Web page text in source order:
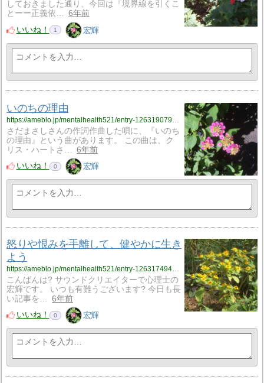
しておきました通り、今回は『境界線を引くこ
とーー正義依…
6年前
いいね！
1 宏輝
いのちの理由
https://ameblo.jp/mentalhealth521/entry-12631907946.html
さだまさしさんの作詞作曲した唄に、『いのち
の理由』という曲があります。 この曲は、ク
リス・ハートさ…
6年前
いいね！
0 宏輝
怒りや恨みを手離して、健やかに生き
よう
https://ameblo.jp/mentalhealth521/entry-12631749406.html
こんばんは? サウンドクリエイターで心理士の
宏輝です。 いつも有難うございます? 今日も長
い記事を…
6年前
いいね！
0 宏輝